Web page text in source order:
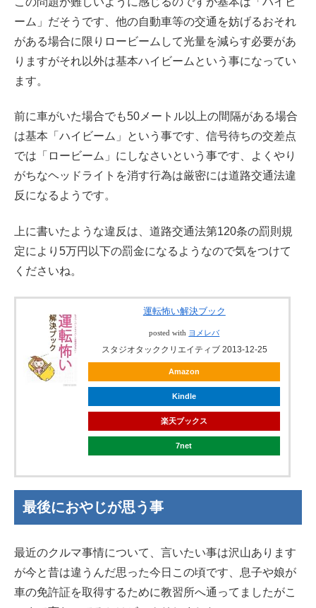
ーム」だそうです、他の自動車等の交通を妨げるおそれ
がある場合に限りロービームして光量を減らす必要があ
りますがそれ以外は基本ハイビームという事になってい
ます。
前に車がいた場合でも50メートル以上の間隔がある場合
は基本「ハイビーム」という事です、信号待ちの交差点
では「ロービーム」にしなさいという事です、よくやり
がちなヘッドライトを消す行為は厳密には道路交通法違
反になるようです。
上に書いたような違反は、道路交通法第120条の罰則規
定により5万円以下の罰金になるようなので気をつけて
くださいね。
運転怖い解決ブック
posted with ヨメレバ
スタジオタッククリエイティブ 2013-12-25
Amazon
Kindle
楽天ブックス
7net
最後におやじが思う事
最近のクルマ事情について、言いたい事は沢山あります
が今と昔は違うんだ思った今日この頃です、息子や娘が
車の免許証を取得するために教習所へ通ってましたがこ